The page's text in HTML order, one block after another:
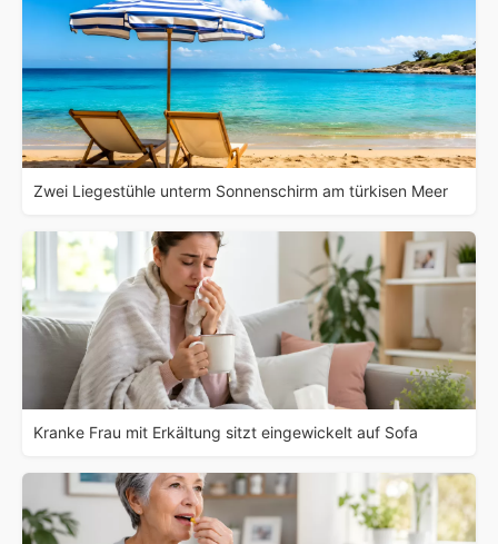
Zwei Liegestühle unterm Sonnenschirm am türkisen Meer
Kranke Frau mit Erkältung sitzt eingewickelt auf Sofa